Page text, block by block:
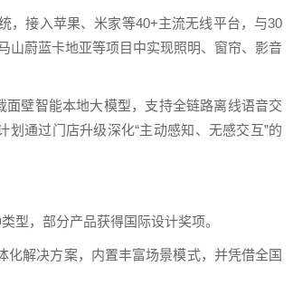
，接入苹果、米家等40+主流无线平台，与30
山蔚蓝卡地亚等项目中实现照明、窗帘、影音
壁智能本地大模型，支持全链路离线语音交
通过门店升级深化“主动感知、无感交互”的
型，部分产品获得国际设计奖项。
化解决方案，内置丰富场景模式，并凭借全国